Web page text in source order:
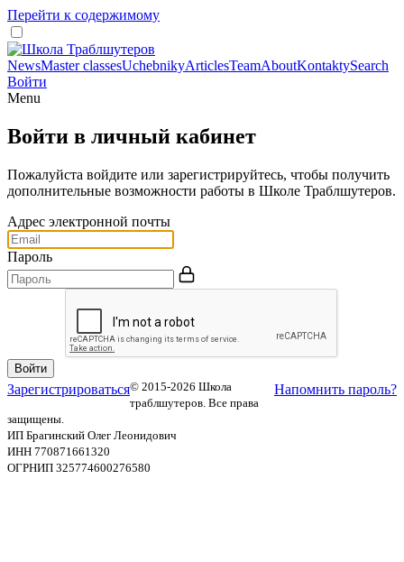
Перейти к содержимому
NewsMaster classesUchebnikyArticlesTeamAboutKontaktySearch
Войти
Menu
Войти в личный кабинет
Пожалуйста войдите или зарегистрируйтесь, чтобы получить
дополнительные возможности работы в Школе Траблшутеров.
Адрес электронной почты
Пароль
Зарегистрироваться Напомнить пароль?
© 2015-2026 Школа
траблшутеров. Все права
защищены.
ИП Брагинский Олег Леонидович
ИНН 770871661320
ОГРНИП 325774600276580